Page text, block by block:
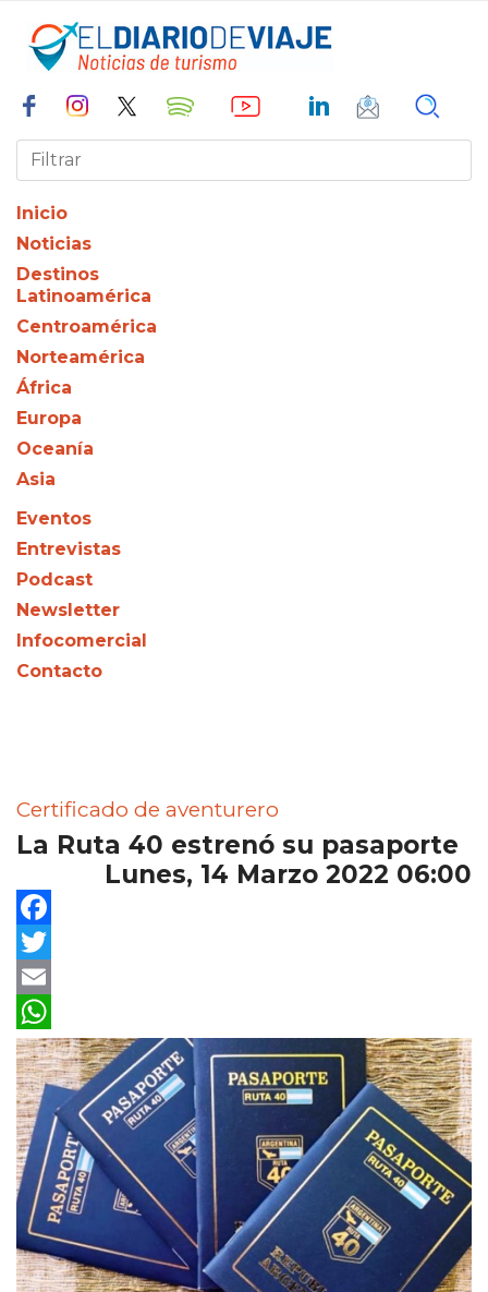
Inicio
Noticias
Destinos
Latinoamérica
Centroamérica
Norteamérica
África
Europa
Oceanía
Asia
Eventos
Entrevistas
Podcast
Newsletter
Infocomercial
Contacto
Certificado de aventurero
La Ruta 40 estrenó su pasaporte
Lunes, 14 Marzo 2022 06:00
Facebook
Twitter
Email
WhatsApp